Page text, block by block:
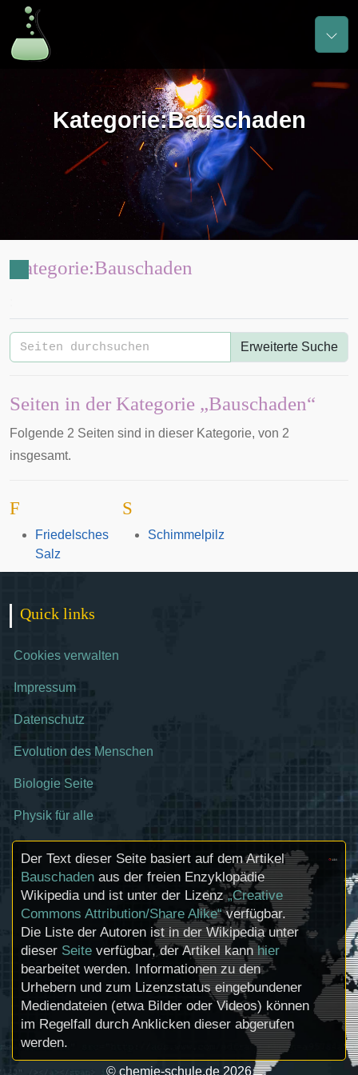
Kategorie:Bauschaden
Kategorie:Bauschaden
Erweiterte Suche
Seiten in der Kategorie „Bauschaden“
Folgende 2 Seiten sind in dieser Kategorie, von 2
insgesamt.
F
Friedelsches
Salz
S
Schimmelpilz
Quick links
Cookies verwalten
Impressum
Datenschutz
Evolution des Menschen
Biologie Seite
Physik für alle
Der Text dieser Seite basiert auf dem Artikel
Bauschaden aus der freien Enzyklopädie
Wikipedia und ist unter der Lizenz„Creative
Commons Attribution/Share Alike“verfügbar.
Die Liste der Autoren ist in der Wikipedia unter
dieser Seite verfügbar, der Artikel kannhier
bearbeitet werden. Informationen zu den
Urhebern und zum Lizenzstatus eingebundener
Mediendateien (etwa Bilder oder Videos) können
im Regelfall durch Anklicken dieser abgerufen
werden.
© chemie-schule.de 2026